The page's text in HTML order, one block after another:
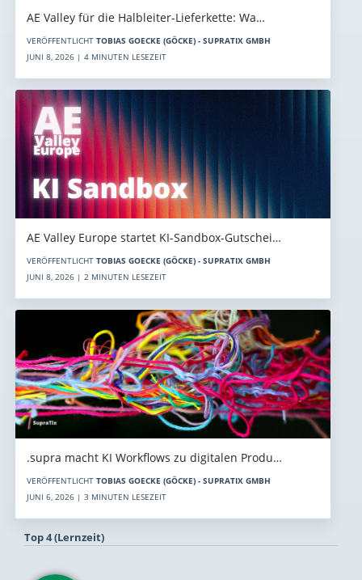
AE Valley für die Halbleiter-Lieferkette: Wa…
VERÖFFENTLICHT TOBIAS GOECKE (GÖCKE) - SUPRATIX GMBH
JUNI 8, 2026 | 4 MINUTEN LESEZEIT
AE Valley Europe startet KI-Sandbox-Gutschei…
VERÖFFENTLICHT TOBIAS GOECKE (GÖCKE) - SUPRATIX GMBH
JUNI 8, 2026 | 2 MINUTEN LESEZEIT
.supra macht KI Workflows zu digitalen Produ…
VERÖFFENTLICHT TOBIAS GOECKE (GÖCKE) - SUPRATIX GMBH
JUNI 6, 2026 | 3 MINUTEN LESEZEIT
Top 4 (Lernzeit)